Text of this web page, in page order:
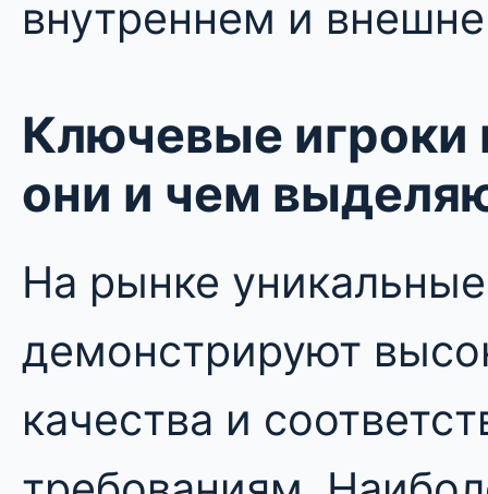
внутреннем и
Ключевые игроки
они и чем
На рынке
демонстрируют
качества и